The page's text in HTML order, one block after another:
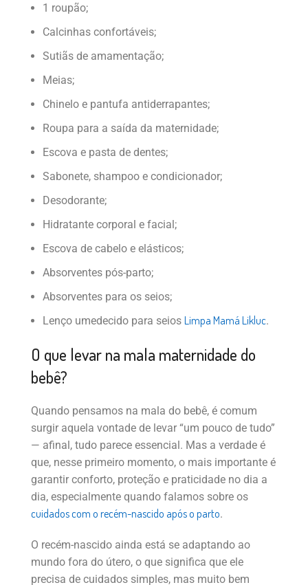
1 roupão;
Calcinhas confortáveis;
Sutiãs de amamentação;
Meias;
Chinelo e pantufa antiderrapantes;
Roupa para a saída da maternidade;
Escova e pasta de dentes;
Sabonete, shampoo e condicionador;
Desodorante;
Hidratante corporal e facial;
Escova de cabelo e elásticos;
Absorventes pós-parto;
Absorventes para os seios;
Lenço umedecido para seios Limpa Mamá Likluc.
O que levar na mala maternidade do
bebê?
Quando pensamos na mala do bebê, é comum
surgir aquela vontade de levar “um pouco de tudo”
— afinal, tudo parece essencial. Mas a verdade é
que, nesse primeiro momento, o mais importante é
garantir conforto, proteção e praticidade no dia a
dia, especialmente quando falamos sobre os
cuidados com o recém-nascido após o parto.
O recém-nascido ainda está se adaptando ao
mundo fora do útero, o que significa que ele
precisa de cuidados simples, mas muito bem